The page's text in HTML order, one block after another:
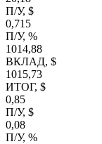
П/У, $
0,715
П/У, %
1014,88
ВКЛАД, $
1015,73
ИТОГ, $
0,85
П/У, $
0,08
П/У, %